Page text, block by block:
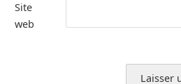
Site
web